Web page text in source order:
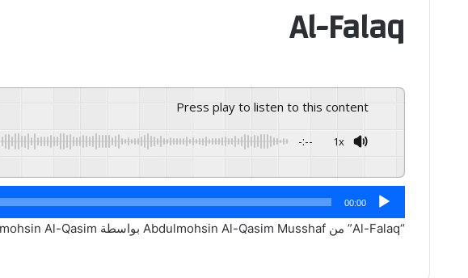
Al-Falaq
Press play to listen to this content
-:-- 1x
مشغل
الصوت
00:00
“Al-Falaq” من Abdulmohsin Al-Qasim Musshaf بواسطة Abdulmohsin Al-Qasim. صدَر: 2007. نوع: Qura’an.